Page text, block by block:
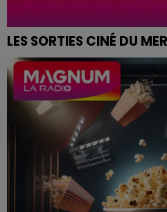
LES SORTIES CINÉ DU
SORTIES CINÉ DU MERCREDI